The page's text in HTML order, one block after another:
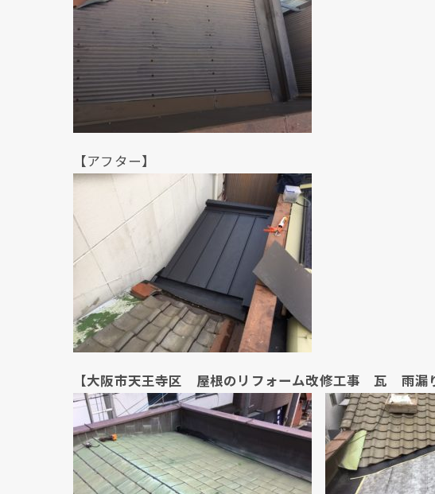
【アフター】
【大阪市天王寺区 屋根のリフォーム改修工事 瓦 雨漏